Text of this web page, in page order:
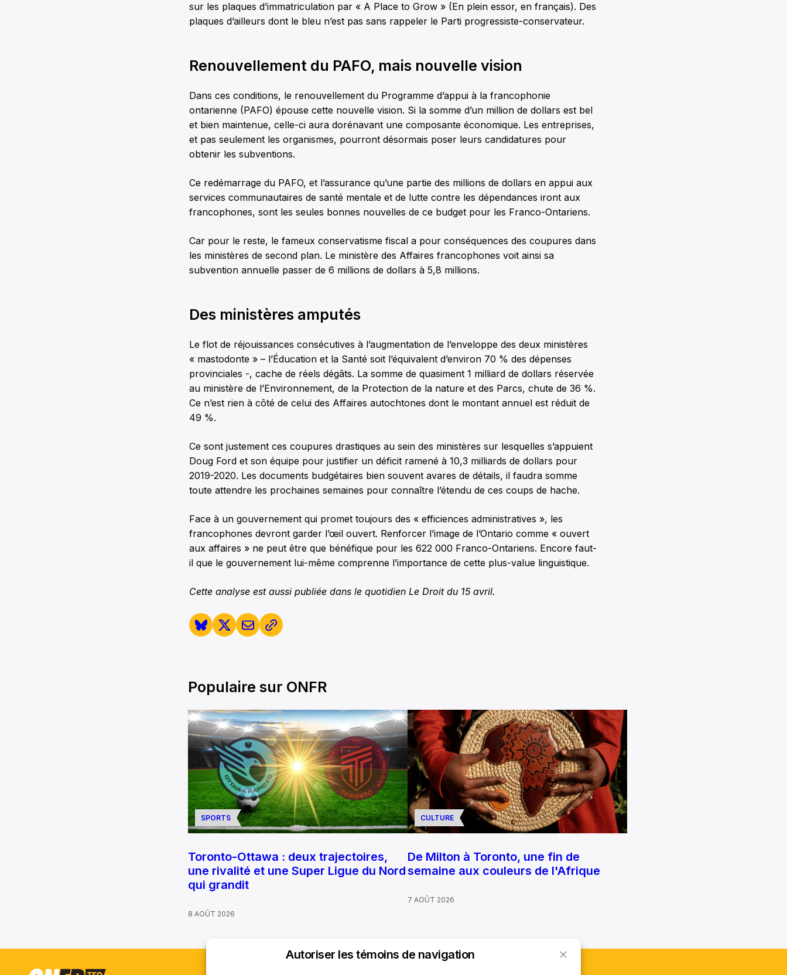
Autoriser les témoins de navigation
sur les plaques d’immatriculation par « A Place to Grow » (En plein essor, en français). Des
plaques d’ailleurs dont le bleu n’est pas sans rappeler le Parti progressiste-conservateur.
Renouvellement du PAFO, mais nouvelle vision
Dans ces conditions, le renouvellement du Programme d’appui à la francophonie
ontarienne (PAFO) épouse cette nouvelle vision. Si la somme d’un million de dollars est bel
et bien maintenue, celle-ci aura dorénavant une composante économique. Les entreprises,
et pas seulement les organismes, pourront désormais poser leurs candidatures pour
obtenir les subventions.
Ce redémarrage du PAFO, et l’assurance qu’une partie des millions de dollars en appui aux
services communautaires de santé mentale et de lutte contre les dépendances iront aux
francophones, sont les seules bonnes nouvelles de ce budget pour les Franco-Ontariens.
Car pour le reste, le fameux conservatisme fiscal a pour conséquences des coupures dans
les ministères de second plan. Le ministère des Affaires francophones voit ainsi sa
subvention annuelle passer de 6 millions de dollars à 5,8 millions.
Des ministères amputés
Le flot de réjouissances consécutives à l’augmentation de l’enveloppe des deux ministères
« mastodonte » – l’Éducation et la Santé soit l’équivalent d’environ 70 % des dépenses
provinciales -, cache de réels dégâts. La somme de quasiment 1 milliard de dollars réservée
au ministère de l’Environnement, de la Protection de la nature et des Parcs, chute de 36 %.
Ce n’est rien à côté de celui des Affaires autochtones dont le montant annuel est réduit de
49 %.
Ce sont justement ces coupures drastiques au sein des ministères sur lesquelles s’appuient
Doug Ford et son équipe pour justifier un déficit ramené à 10,3 milliards de dollars pour
2019-2020. Les documents budgétaires bien souvent avares de détails, il faudra somme
toute attendre les prochaines semaines pour connaître l’étendu de ces coups de hache.
Face à un gouvernement qui promet toujours des « efficiences administratives », les
francophones devront garder l’œil ouvert. Renforcer l’image de l’Ontario comme « ouvert
aux affaires » ne peut être que bénéfique pour les 622 000 Franco-Ontariens. Encore faut-
il que le gouvernement lui-même comprenne l’importance de cette plus-value linguistique.
Cette analyse est aussi publiée dans le quotidien Le Droit du 15 avril.
Populaire sur ONFR
SPORTS
Toronto-Ottawa : deux trajectoires,
une rivalité et une Super Ligue du Nord
qui grandit
8 AOÛT 2026
CULTURE
De Milton à Toronto, une fin de
semaine aux couleurs de l'Afrique
7 AOÛT 2026